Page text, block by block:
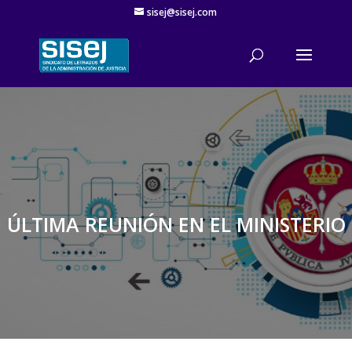
sisej@sisej.com
'
ÚLTIMA REUNIÓN EN EL MINISTERIO